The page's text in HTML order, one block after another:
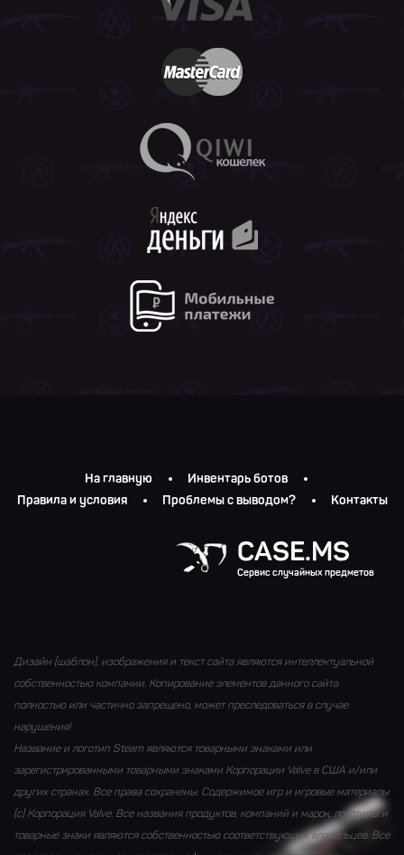
На главную
Инвентарь ботов
Правила и условия
Проблемы с выводом? Контакты
CASE.MS
Сервис случайных предметов
Дизайн (шаблон), изображения и текст сайта являются интеллектуальной
собственностью компании. Копирование элементов данного сайта
полностью или частично запрещено, может преследоваться в случае
нарушения!
Название и логотип Steam являются товарными знаками или
зарегистрированными товарными знаками Корпорации Valve в США и/или
других странах. Все права сохранены. Содержимое игр и игровые материалы
(с) Корпорация Valve. Все названия продуктов, компаний и марок, логотипы и
товарные знаки являются собственностью соответствующих владельцев. Все